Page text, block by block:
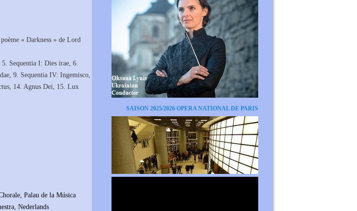
« Darkness » de Lord
Sequentia I: Dies irae, 6.
9. Sequentia IV: Ingemisco,
14. Agnus Dei, 15. Lux
Palau de la Música
Nederlands
SAISON 2025/2026 OPERA NATIONAL DE PARIS